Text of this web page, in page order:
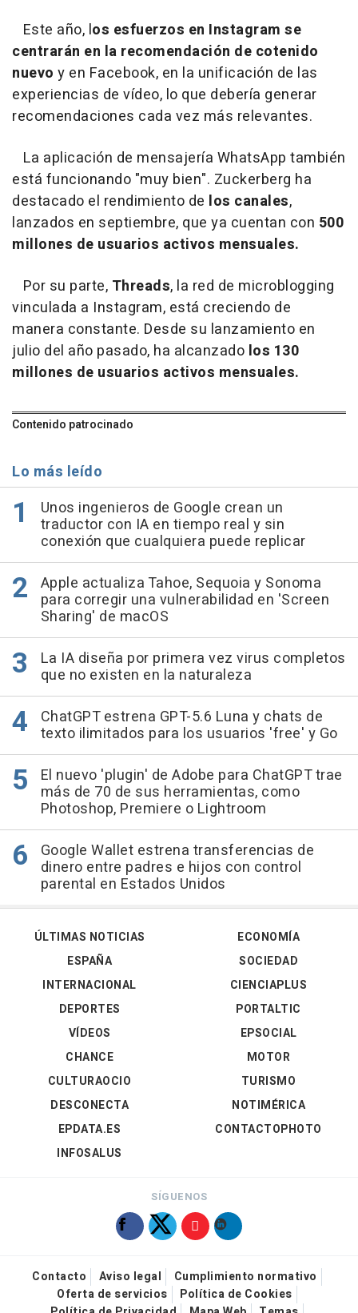
Este año, los esfuerzos en Instagram se
centrarán en la recomendación de cotenido
nuevo y en Facebook, en la unificación de las
experiencias de vídeo, lo que debería generar
recomendaciones cada vez más relevantes.
La aplicación de mensajería WhatsApp también
está funcionando "muy bien". Zuckerberg ha
destacado el rendimiento de los canales,
lanzados en septiembre, que ya cuentan con 500
millones de usuarios activos mensuales.
Por su parte, Threads, la red de microblogging
vinculada a Instagram, está creciendo de
manera constante. Desde su lanzamiento en
julio del año pasado, ha alcanzado los 130
millones de usuarios activos mensuales.
Contenido patrocinado
Lo más leído
Unos ingenieros de Google crean un
traductor con IA en tiempo real y sin
conexión que cualquiera puede replicar
Apple actualiza Tahoe, Sequoia y Sonoma
para corregir una vulnerabilidad en 'Screen
Sharing' de macOS
La IA diseña por primera vez virus completos
que no existen en la naturaleza
ChatGPT estrena GPT-5.6 Luna y chats de
texto ilimitados para los usuarios 'free' y Go
El nuevo 'plugin' de Adobe para ChatGPT trae
más de 70 de sus herramientas, como
Photoshop, Premiere o Lightroom
Google Wallet estrena transferencias de
dinero entre padres e hijos con control
parental en Estados Unidos
ÚLTIMAS NOTICIAS
ESPAÑA
INTERNACIONAL
DEPORTES
VÍDEOS
ECONOMÍA
SOCIEDAD
CIENCIAPLUS
PORTALTIC
EPSOCIAL
CHANCE
CULTURAOCIO
DESCONECTA
EPDATA.ES
INFOSALUS
MOTOR
TURISMO
NOTIMÉRICA
CONTACTOPHOTO
SÍGUENOS
Contacto Aviso legal
Cumplimiento normativo
Oferta de servicios
Política de Cookies